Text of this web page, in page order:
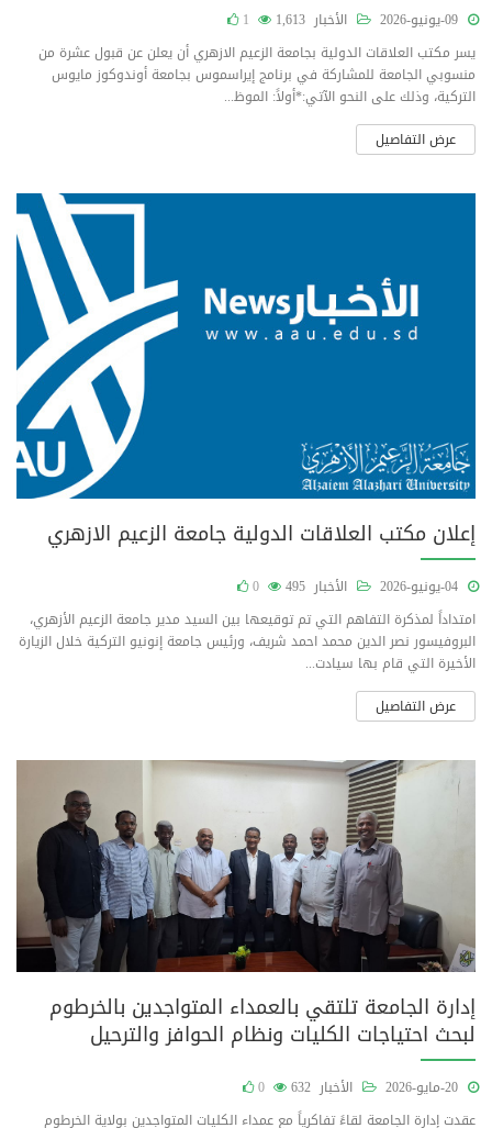
الأخبار 1,613
1
يسر مكتب العلاقات الدولية بجامعة الزعيم الازهري أن يعلن عن قبول عشرة من
منسوبي الجامعة للمشاركة في برنامج إيراسموس بجامعة أوندوكوز مايوس
التركية، وذلك على النحو الآتي:*أولاً: الموظ...
عرض التفاصيل
إعلان مكتب العلاقات الدولية جامعة الزعيم الازهري
الأخبار 495
0
امتداداً لمذكرة التفاهم التي تم توقيعها بين السيد مدير جامعة الزعيم الأزهري،
البروفيسور نصر الدين محمد احمد شريف، ورئيس جامعة إنونيو التركية خلال الزيارة
الأخيرة التي قام بها سيادت...
عرض التفاصيل
إدارة الجامعة تلتقي بالعمداء المتواجدين بالخرطوم
لبحث احتياجات الكليات ونظام الحوافز والترحيل
الأخبار 632
0
عقدت إدارة الجامعة لقاءً تفاكرياً مع عمداء الكليات المتواجدين بولاية الخرطوم